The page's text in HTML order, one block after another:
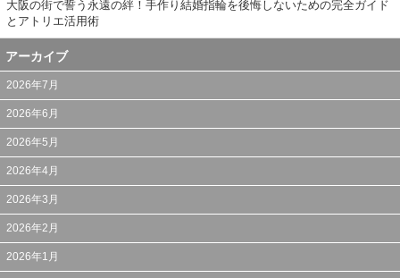
大阪の街で誓う永遠の絆！手作り結婚指輪を後悔しないための完全ガイド
とアトリエ活用術
アーカイブ
2026年7月
2026年6月
2026年5月
2026年4月
2026年3月
2026年2月
2026年1月